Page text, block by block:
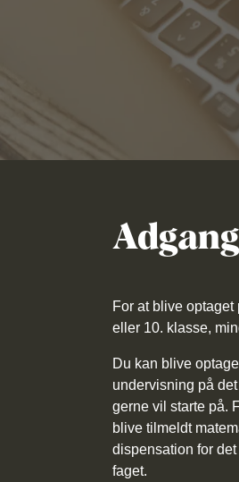
For at blive
eller 10. klasse,
Du kan blive
undervisning på
gerne vil starte på.
blive tilmeldt
dispensation for
faget.